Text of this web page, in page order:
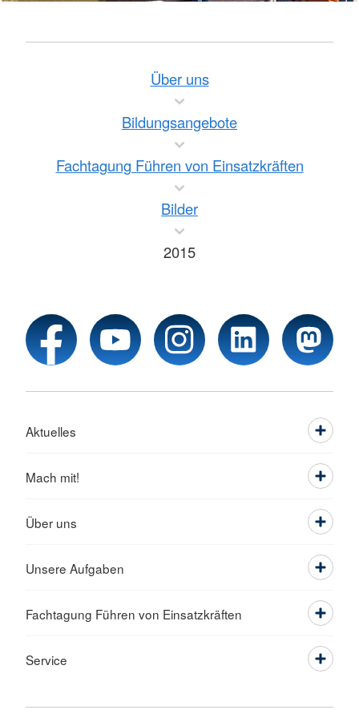
Über uns
Bildungsangebote
Fachtagung Führen von Einsatzkräften
Bilder
2015
Aktuelles
Mach mit!
Über uns
Unsere Aufgaben
Fachtagung Führen von Einsatzkräften
Service